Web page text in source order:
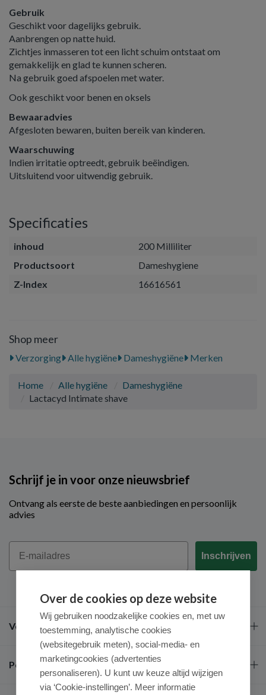
Gebruik
Geschikt voor dagelijks gebruik.
Aanbrengen op natte huid.
Zichtjes inmasseren tot een licht schuim ontstaat om
gemakkelijk en glad te kunnen scheren.
Na gebruik goed afspoelen met water.
Ook geschikt voor benen en oksels
Bewaaradvies
Afgesloten bewaren, buiten bereik van kinderen.
Waarschuwing
Indien irritatie optreedt, gebruik beëindigen.
Uitsluitend voor uitwendig gebruik.
Specificaties
inhoud
200 Milliliter
Productsoort
Dameshygiene
Z-Index
16616561
Shop meer
Verzorging Alle hygiëne Dameshygiëne Merken
Home Alle hygiëne
Dameshygiëne
Lactacyd Intimate shave
Schrijf je in voor onze nieuwsbrief
Ontvang als eerste de beste aanbiedingen en persoonlijk
advies
Email
Inschrijven
Veel gestelde vragen
Populaire merken
Over de cookies op deze website
Wij gebruiken noodzakelijke cookies en, met uw
toestemming, analytische cookies
(websitegebruik meten), social-media- en
marketingcookies (advertenties
personaliseren). U kunt uw keuze altijd wijzigen
via ‘Cookie-instellingen’. Meer informatie